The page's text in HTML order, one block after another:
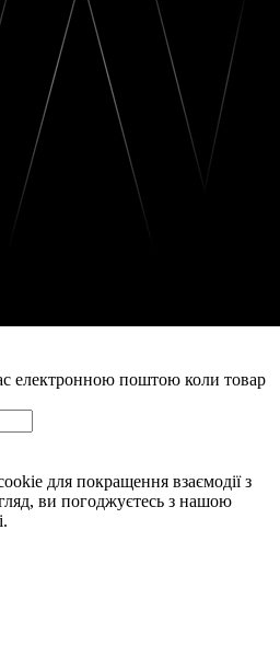
електронною поштою коли товар
для покращення взаємодії з
ви погоджуєтесь з нашою